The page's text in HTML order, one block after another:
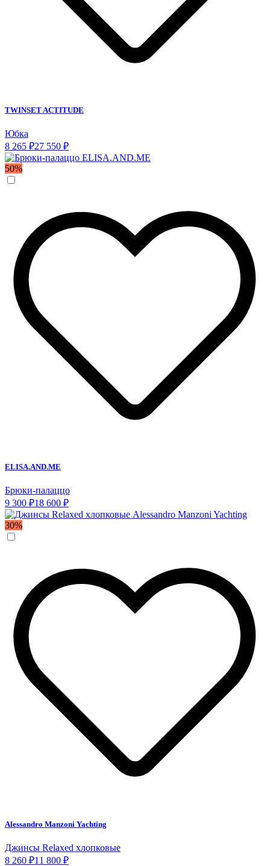
TWINSET ACTITUDE
Юбка
8 265 ₽27 550 ₽
50%
ELISA.AND.ME
Брюки-палаццо
9 300 ₽18 600 ₽
30%
Alessandro Manzoni Yachting
Джинсы Relaxed хлопковые
8 260 ₽11 800 ₽